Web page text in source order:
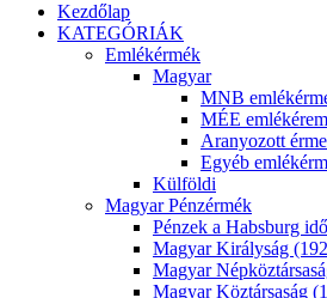
Kezdőlap
KATEGÓRIÁK
Emlékérmék
Magyar
MNB
MÉE emlékérem
Aranyozott
Egyéb
Külföldi
Magyar Pénzérmék
Pénzek a Habsburg
Magyar Királyság
Magyar
Magyar Köztársaság